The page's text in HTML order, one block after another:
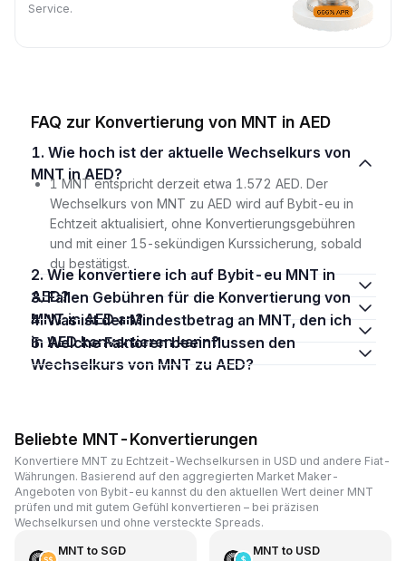
Service.
FAQ zur Konvertierung von MNT in AED
1. Wie hoch ist der aktuelle Wechselkurs von
MNT in AED?
1 MNT entspricht derzeit etwa 1.572 AED. Der
Wechselkurs von MNT zu AED wird auf Bybit-eu in
Echtzeit aktualisiert, ohne Konvertierungsgebühren
und mit einer 15-sekündigen Kurssicherung, sobald
du bestätigst.
2. Wie konvertiere ich auf Bybit-eu MNT in
AED?
3. Fallen Gebühren für die Konvertierung von
MNT in AED an?
4. Was ist der Mindestbetrag an MNT, den ich
in AED konvertieren kann?
5. Welche Faktoren beeinflussen den
Wechselkurs von MNT zu AED?
Beliebte MNT-Konvertierungen
Konvertiere MNT zu Echtzeit-Wechselkursen in USD und andere Fiat-
Währungen. Basierend auf den aggregierten Market Maker-
Angeboten von Bybit-eu kannst du den aktuellen Wert deiner MNT
prüfen und mit gutem Gefühl konvertieren – bei präzisen
Wechselkursen und ohne versteckte Spreads.
MNT to SGD MNT to USD